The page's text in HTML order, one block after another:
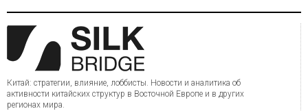
Китай: стратегии, влияние, лоббисты. Новости и аналитика об
активности китайских структур в Восточной Европе и в других
регионах мира.